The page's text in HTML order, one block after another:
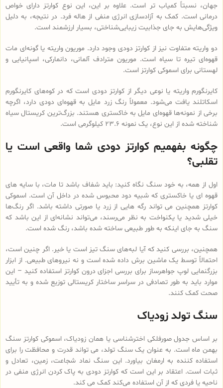
جهان، نسبتاً کمیاب تر است. علاوه بر این، این نوع کوارتز دارای خواص
درمانی است. کمک به آزادسازی انرژی منفی از هاله فرد. در نتیجه، به دلیل
ویژگی‌هایش به جای جذابیت زیبایی‌شناختی، بسیار ارزشمند است.
دو واریته متفاوت نیز از کوارتز دودی وجود دارد. موریون واریته یا گونه‌ای مات
قهوه‌ای تیره تا سیاه است. موریون مترادف آلمانی، دانمارکی، اسپانیایی و
لهستانی برای اسموکی کوارتز است.
کایرنگورم واریته یا نوعی دیگر از کوارتز دودی است که در کوه‌های کایرنگورم
اسکاتلند یافت می‌شود. معمولاً رنگ زرد مایل به قهوه‌ای دودی دارد، اگرچه
برخی از نمونه‌ها قهوه‌ای مایل به خاکستری هستند. بزرگ‌ترین کریستال سیاه
شناخته شده از این نوع، یک نمونه 23.6 کیلوگرمی است.
چگونه بفهمیم کوارتز دودی شما واقعی است یا
تقلبی؟
اول از همه، به خود سنگ نگاه کنید: باید شفاف باشد تا مات، با سایه های
قهوه ای یا خاکستری که شبیه دود محبوس شده در داخل آن است. اسموکی
کوارتز همچنین می تواند رگه هایی از زرد یا صورتی داشته باشد. اگر رنگ‌ها
خیلی شدید یا یکنواخت به نظر می‌رسند، می‌تواند نشانه‌ای از این باشد که
سنگ به جای اینکه به طور طبیعی ساخته شده باشد، رنگ شده‌ است.
همچنین، بررسی کنید که آیا لبه‌های سنگ تیز است یا خیر. اگر چنین است،
احتمالاً توسط یک ماشین برش داده شده است و نه نیروهای طبیعی. از ابزار
بزرگنمایی لوپ جواهرساز برای بررسی اجزای درون کوارتز استفاده کنید – این
موارد باید به طور تصادفی در سراسر ساختار کریستالی توزیع شده و به تأیید
صحت کمک کنند.
سنگ تولد زودیاک
بر اساس جدول صورفلکی اخترشناسی یا همان زودیاک، اسموکی کوارتز سنگ
بهمن ماه است. به عنوان یک سنگ تولد، می تواند قدرت و محافظت را برای
استفاده کننده به ارمغان بیاورد. این سنگ نماد شجاعت، زمین، تعادل و
ثبات است. اعتقاد بر این است که کوارتز دودی به پاک کردن انرژی منفی در
ناحیه یا فردی که از آن استفاده می‌کند کمک می کند.